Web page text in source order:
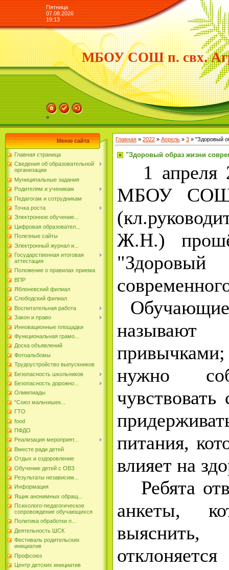
Пятница
07.08.2026
19:13
МБОУ СОШ п. свх.
»
Меню сайта
Главная страница
Сведения об образовательной
организации
Муниципальные задания
Родителям и ученикам
Педагогам и сотрудникам
Точка роста
Электронное обучение...
Цифровая образовател...
Полезные сайты
Электронный журнал и...
Государственная итоговая
аттестация
Положение о правилах приема
ВПР
Яблоневский филиал
Слободский филиал
Воспитательная работа
Закон и право
Инновационные площадки
Функциональная грамо...
Доска объявлений
Фотоальбомы
Трудоустройство выпускников
Безопасность школьников
Безопасность дорожно...
Олимпиады
"Союз мальчишек...
ГТО
food
ПФДО
Реализация мероприят...
Вместе ради детей
Отдых и оздоровление
Обучение детей с ОВЗ
Результаты независим...
Информация
Ящик анонимных обращ...
Психолого-педагогическое
сопровождение обучающихся
Политика обработки п...
Деятельность ШСК
Фестиваль родительских
инициатив
Профсоюз
Центр детских инициатив
Главная » 2022 » Апрель » 3 » "Здоровый
"Здоровый образ жизни
1 апреля
МБОУ СОШ
Ж.Н.)
нужно
питания,
влияет на
Ребята
анкеты,